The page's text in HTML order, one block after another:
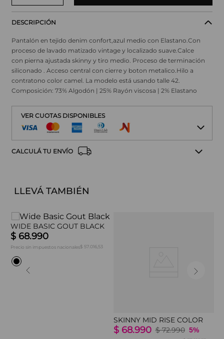
DESCRIPCIÓN
Pantalón en tejido denim confort,azul medio con Elastano.Con
proceso de lavado matizado vintage y localizado suave.Calce
con pierna ajustada skinny y tiro medio. Proceso de terminación
siliconado . Acceso central con cierre y boton metalico.Hilo a
contratono color camel. La modelo está usando talle 42.
Composición: 73% Algodón | 25% Rayón viscosa | 2% Elastano
VER CUOTAS DISPONIBLES
CALCULÁ TU ENVÍO
LLEVÁ TAMBIÉN
WIDE BASIC GOUT BLACK
$ 68.990
Precio sin impuestos nacionales$ 57.016,53
SKINNY MID RISE COLOR
$ 68.990 $ 72.990 5%